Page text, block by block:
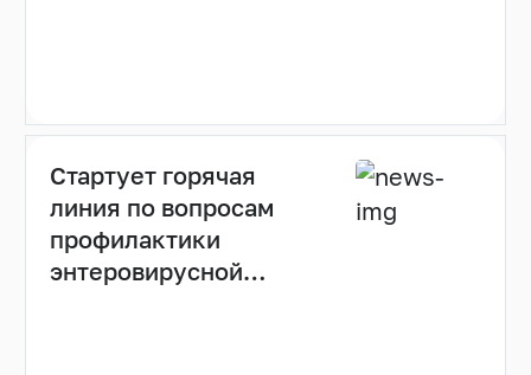
Стартует горячая
линия по вопросам
профилактики
энтеровирусной